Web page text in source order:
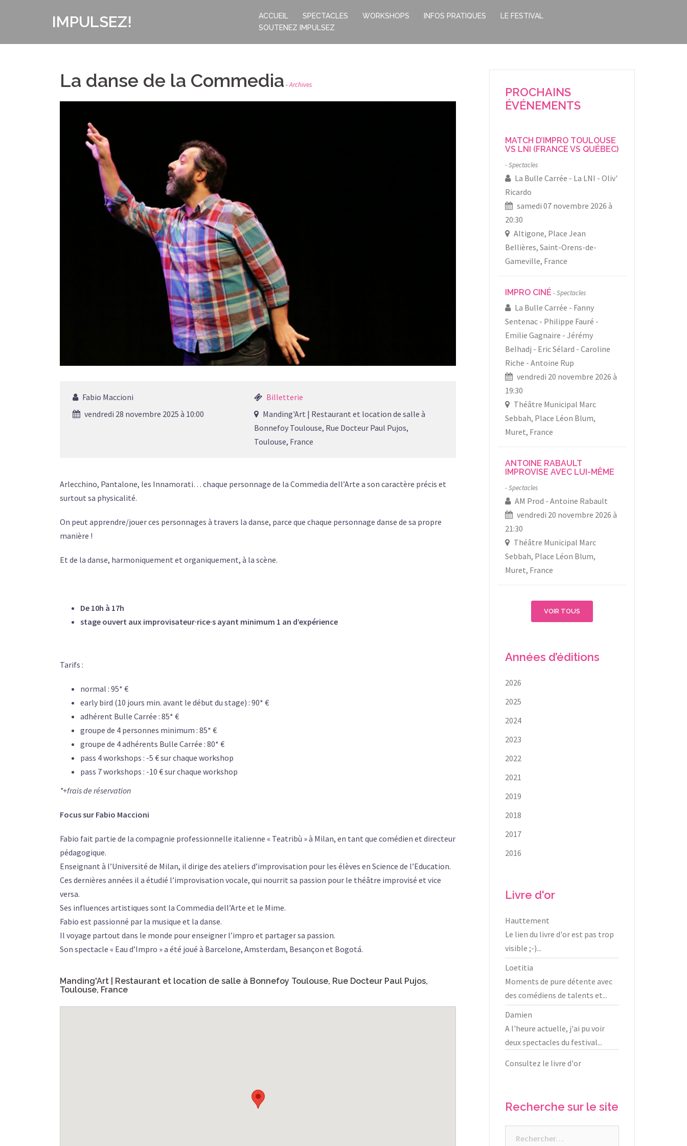
IMPULSEZ! ACCUEIL SPECTACLES WORKSHOPS INFOS PRATIQUES
LE FESTIVAL
SOUTENEZ IMPULSEZ
La danse de la Commedia Archives
Fabio Maccioni
vendredi 28 novembre 2025 à 10:00
Billetterie
Manding'Art | Restaurant et location de salle à
Bonnefoy Toulouse, Rue Docteur Paul Pujos,
Toulouse, France
Arlecchino, Pantalone, les Innamorati… chaque personnage de la Commedia dell’Arte a son caractère précis et
surtout sa physicalité.
On peut apprendre/jouer ces personnages à travers la danse, parce que chaque personnage danse de sa propre
manière !
Et de la danse, harmoniquement et organiquement, à la scène.
De 10h à 17h
stage ouvert aux improvisateur·rice·s ayant minimum 1 an d’expérience
Tarifs :
normal : 95* €
early bird (10 jours min. avant le début du stage) : 90* €
adhérent Bulle Carrée : 85* €
groupe de 4 personnes minimum : 85* €
groupe de 4 adhérents Bulle Carrée : 80* €
pass 4 workshops : -5 € sur chaque workshop
pass 7 workshops : -10 € sur chaque workshop
*+frais de réservation
Focus sur Fabio Maccioni
Fabio fait partie de la compagnie professionnelle italienne « Teatribù » à Milan, en tant que comédien et directeur
pédagogique.
Enseignant à l’Université de Milan, il dirige des ateliers d’improvisation pour les élèves en Science de l’Education.
Ces dernières années il a étudié l’improvisation vocale, qui nourrit sa passion pour le théâtre improvisé et vice
versa.
Ses influences artistiques sont la Commedia dell’Arte et le Mime.
Fabio est passionné par la musique et la danse.
Il voyage partout dans le monde pour enseigner l’impro et partager sa passion.
Son spectacle « Eau d’Impro » a été joué à Barcelone, Amsterdam, Besançon et Bogotá.
Manding'Art | Restaurant et location de salle à Bonnefoy Toulouse, Rue Docteur Paul Pujos,
Toulouse, France
PROCHAINS
ÉVÉNEMENTS
MATCH D’IMPRO TOULOUSE
VS LNI (FRANCE VS QUÉBEC)
Spectacles
La Bulle Carrée La LNI
Oliv'
Ricardo
samedi 07 novembre 2026 à
20:30
Altigone, Place Jean
Bellières, Saint-Orens-de-
Gameville, France
IMPRO CINÉ Spectacles
La Bulle Carrée
Fanny
Sentenac
Philippe Fauré
Emilie Gagnaire
Jérémy
Belhadj
Eric Sélard
Caroline
Riche
Antoine Rup
vendredi 20 novembre 2026 à
19:30
Théâtre Municipal Marc
Sebbah, Place Léon Blum,
Muret, France
ANTOINE RABAULT
IMPROVISE AVEC LUI-MÊME
Spectacles
AM Prod
Antoine Rabault
vendredi 20 novembre 2026 à
21:30
Théâtre Municipal Marc
Sebbah, Place Léon Blum,
Muret, France
VOIR TOUS
Années d’éditions
2026
2025
2024
2023
2022
2021
2019
2018
2017
2016
Livre d'or
Hauttement
Le lien du livre d'or est pas trop
visible ;-)...
Loetitia
Moments de pure détente avec
des comédiens de talents et...
Damien
A l'heure actuelle, j'ai pu voir
deux spectacles du festival...
Consultez le livre d'or
Recherche sur le site